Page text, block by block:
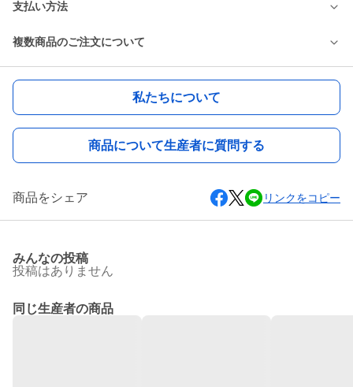
支払い方法
複数商品のご注文について
私たちについて
商品について生産者に質問する
商品をシェア リンクをコピー
みんなの投稿
投稿はありません
同じ生産者の商品